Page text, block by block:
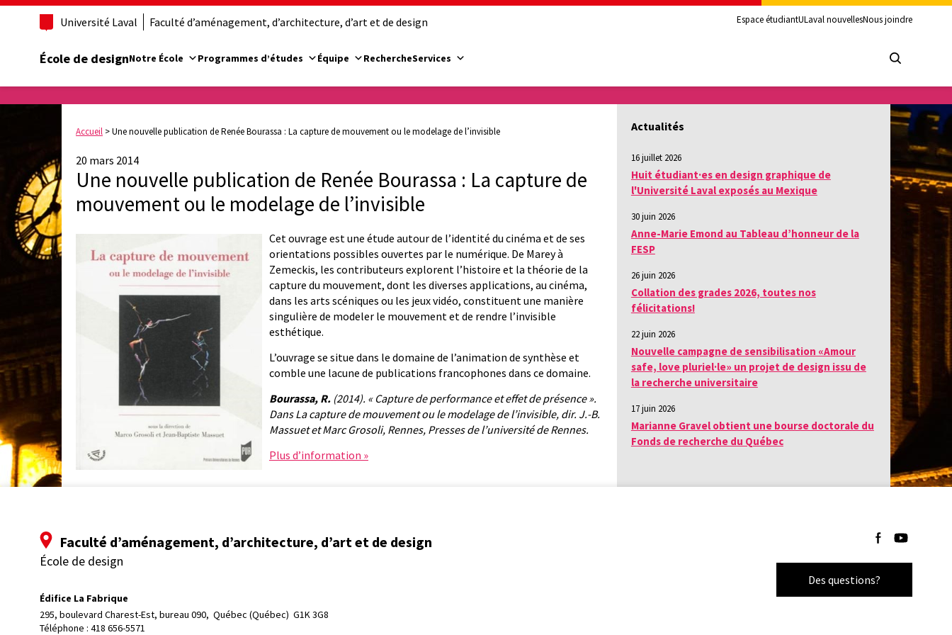
Université Laval Faculté d’aménagement, d’architecture, d’art et de design Espace étudiantULaval nouvellesNous joindre
École de designNotre École Programmes d’études Équipe RechercheServices
Accueil >Une nouvelle publication de Renée Bourassa : La capture de mouvement ou le modelage de l’invisible
20 mars 2014
Une nouvelle publication de Renée Bourassa : La capture de
mouvement ou le modelage de l’invisible
Cet ouvrage est une étude autour de l’identité du cinéma et de ses
orientations possibles ouvertes par le numérique. De Marey à
Zemeckis, les contributeurs explorent l’histoire et la théorie de la
capture du mouvement, dont les diverses applications, au cinéma,
dans les arts scéniques ou les jeux vidéo, constituent une manière
singulière de modeler le mouvement et de rendre l’invisible
esthétique.
L’ouvrage se situe dans le domaine de l’animation de synthèse et
comble une lacune de publications francophones dans ce domaine.
Bourassa, R. (2014). « Capture de performance et effet de présence ».
Dans La capture de mouvement ou le modelage de l’invisible, dir. J.-B.
Massuet et Marc Grosoli, Rennes, Presses de l’université de Rennes.
Plus d’information »
Actualités
16 juillet 2026
Huit étudiant·es en design graphique de
l'Université Laval exposés au Mexique
30 juin 2026
Anne-Marie Emond au Tableau d’honneur de la
FESP
26 juin 2026
Collation des grades 2026, toutes nos
félicitations!
22 juin 2026
Nouvelle campagne de sensibilisation «Amour
safe, love pluriel·le» un projet de design issu de
la recherche universitaire
17 juin 2026
Marianne Gravel obtient une bourse doctorale du
Fonds de recherche du Québec
Faculté d’aménagement, d’architecture, d’art et de design
École de design
Édifice La Fabrique
295, boulevard Charest-Est, bureau 090, Québec (Québec)  G1K 3G8
Téléphone : 418 656-5571
Suivez-nous sur
Suivez-nous
Des questions?